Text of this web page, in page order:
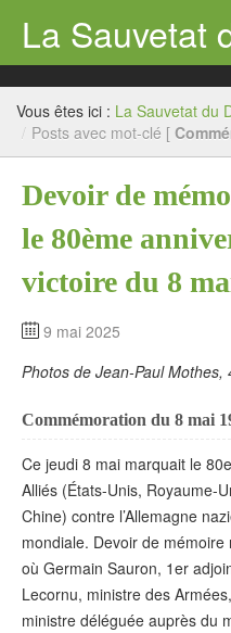
La Sauvetat
Accueil
Mairie
Vous êtes ici : La Sauvetat du
/ Posts avec mot-clé [
Devoir de
le 80ème
victoire du 8
9 mai 2025
Photos de Jean-Paul
Commémoration du 8 mai
Ce jeudi 8 mai marquait le
Alliés (États-Unis, Royaume-
Chine) contre l’Allemagne
mondiale. Devoir de
où Germain Sauron, 1er
Lecornu, ministre des
ministre déléguée auprès du